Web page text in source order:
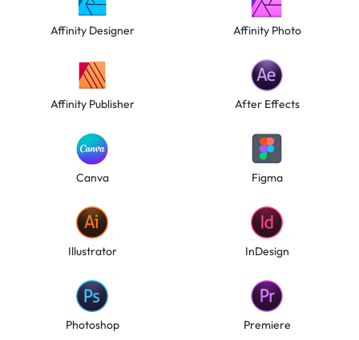
Affinity Designer Affinity Photo
Affinity Publisher After Effects
Canva Figma
Illustrator InDesign
Photoshop Premiere